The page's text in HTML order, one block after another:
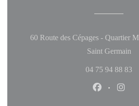
60 Route des Cépages - Quartier
Saint Germain
04 75 94 88 83
Facebook